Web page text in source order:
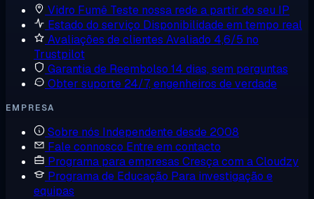
Vidro Fumê Teste nossa rede a partir do seu IP
Estado do serviço Disponibilidade em tempo real
Avaliações de clientes Avaliado 4,6/5 no
Trustpilot
Garantia de Reembolso 14 dias, sem perguntas
Obter suporte 24/7, engenheiros de verdade
EMPRESA
Sobre nós Independente desde 2008
Fale connosco Entre em contacto
Programa para empresas Cresça com a Cloudzy
Programa de Educação Para investigação e
equipas